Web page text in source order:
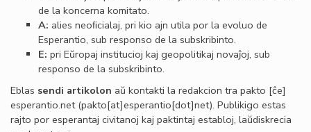
de la koncerna komitato.
A: alies neoﬁcialaj, pri kio ajn utila por la evoluo de
Esperantio, sub responso de la subskribinto.
E: pri Eŭropaj institucioj kaj geopolitikaj novaĵoj, sub
responso de la subskribinto.
Eblas sendi artikolon aŭ kontakti la redakcion tra pakto [ĉe]
esperantio.net(pakto[at]esperantio[dot]net). Publikigo estas
rajto por esperantaj civitanoj kaj paktintaj establoj, laŭdiskrecia